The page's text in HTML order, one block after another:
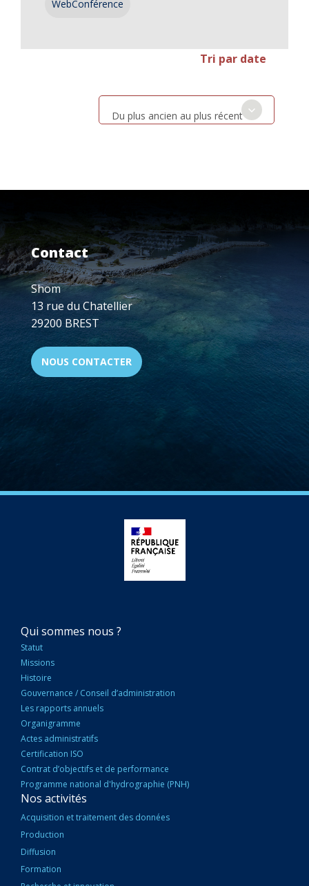
WebConférence
Tri par date
Du plus ancien au plus récent
Contact
Shom
13 rue du Chatellier
29200 BREST
NOUS CONTACTER
NAVIGATION
PRINCIPALE
Qui sommes nous ?
Statut
Missions
Histoire
Gouvernance / Conseil d’administration
Les rapports annuels
Organigramme
Actes administratifs
Certification ISO
Contrat d’objectifs et de performance
Programme national d'hydrographie (PNH)
Nos activités
Acquisition et traitement des données
Production
Diffusion
Formation